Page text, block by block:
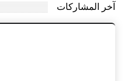
آخر المشاركات